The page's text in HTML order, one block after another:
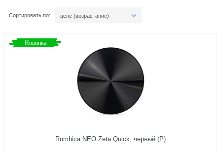
Сортировать по: цене (возрастание)
Новинка
Rombica NEO Zeta Quick, черный (Р)